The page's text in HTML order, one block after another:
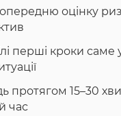
оцінку
перші кроки саме
протягом 15–30
час